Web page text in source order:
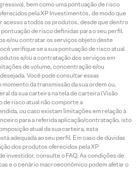
bem como uma pontuação de risco
pela XP Investimentos, de modo que
acesso a todos os produtos, desde que dentro
de risco definidas para o seu perfil.
e/ou contratar os serviços objeto deste
verifique se a sua pontuação de risco atual
e/ou a contratação dos serviços em
de volume, concentração e/ou
Você pode consultar essas
da transmissão da sua ordem ou,
da sua carteira na tela de carteira (Visão
de risco atual não comporte a
ou caso existam limitações em relação à
para a referida aplicação/contratação, isto
atual da sua carteira, esta
adequada ao seu perfil. Em caso de dúvidas
dos produtos oferecidos pela XP
investidor, consulte o FAQ. As condições de
e o cenário macroeconômico podem afetar o